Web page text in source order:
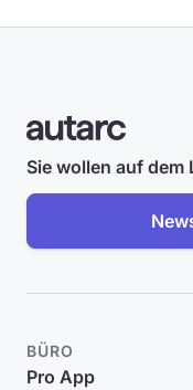
Sie wollen auf dem
BÜRO
Pro App